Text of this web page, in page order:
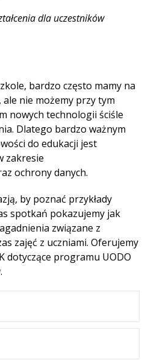
dla uczestników
bardzo często mamy na
nie możemy przy tym
nowych technologii ściśle
Dlatego bardzo ważnym
do edukacji jest
zakresie
ochrony danych.
by poznać przykłady
spotkań pokazujemy jak
związane z
zajęć z uczniami. Oferujemy
dotyczące programu UODO
.